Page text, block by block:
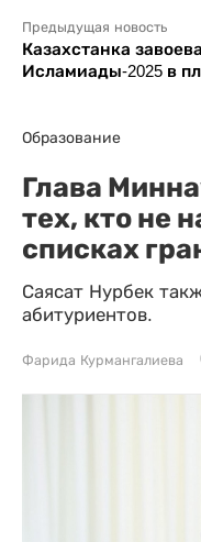
Предыдущая новость
Казахстанка
Исламиады-2025 в
Образование
Глава
тех, кто не
списках
Саясат Нурбек
абитуриентов.
Фарида Курмангалиева